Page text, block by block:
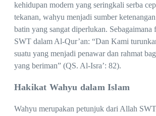
kehidupan modern yang seringkali serba
tekanan, wahyu menjadi sumber
batin yang sangat diperlukan. Sebagaimana
SWT dalam Al-Qur’an: “Dan Kami
suatu yang menjadi penawar dan rahmat
yang beriman” (QS. Al-Isra’: 82).
Hakikat Wahyu dalam Islam
Wahyu merupakan petunjuk dari Allah